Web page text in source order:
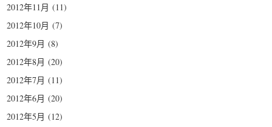
2012年11月 (11)
2012年10月 (7)
2012年9月 (8)
2012年8月 (20)
2012年7月 (11)
2012年6月 (20)
2012年5月 (12)